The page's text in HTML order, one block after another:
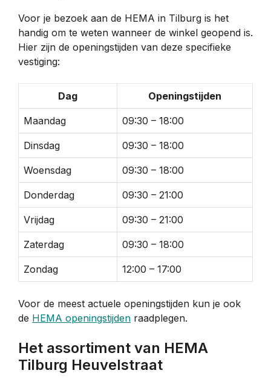
Voor je bezoek aan de HEMA in Tilburg is het
handig om te weten wanneer de winkel geopend is.
Hier zijn de openingstijden van deze specifieke
vestiging:
Dag Openingstijden
Maandag 09:30 – 18:00
Dinsdag 09:30 – 18:00
Woensdag 09:30 – 18:00
Donderdag 09:30 – 21:00
Vrijdag 09:30 – 21:00
Zaterdag 09:30 – 18:00
Zondag 12:00 – 17:00
Voor de meest actuele openingstijden kun je ook
de HEMA openingstijden raadplegen.
Het assortiment van HEMA
Tilburg Heuvelstraat